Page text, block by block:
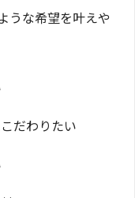
うな希望を叶えや
だわりたい